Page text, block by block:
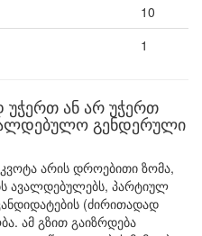
10
1
უჭერთ ან არ უჭერთ
გენდერული
არის დროებითი ზომა,
ავალდებულებს, პარტიულ
(ძირითადად
ამ გზით გაიზრდება